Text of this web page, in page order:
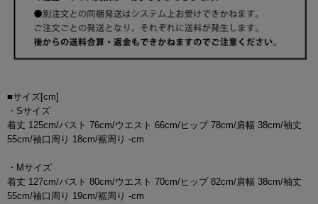
■サイズ[cm]
・Sサイズ
着丈 125cm/バスト 76cm/ウエスト 66cm/ヒップ 78cm/肩幅 38cm/袖丈
55cm/袖口周り 18cm/裾周り -cm
・Mサイズ
着丈 127cm/バスト 80cm/ウエスト 70cm/ヒップ 82cm/肩幅 38cm/袖丈
55cm/袖口周り 19cm/裾周り -cm